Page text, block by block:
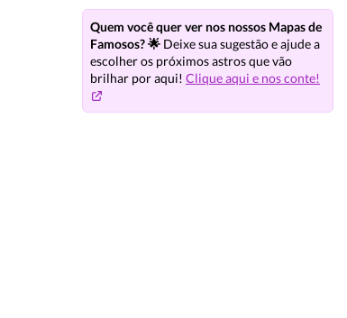
Quem você quer ver nos nossos Mapas de
Famosos? 🌟 Deixe sua sugestão e ajude a
escolher os próximos astros que vão
brilhar por aqui! Clique aqui e nos conte!